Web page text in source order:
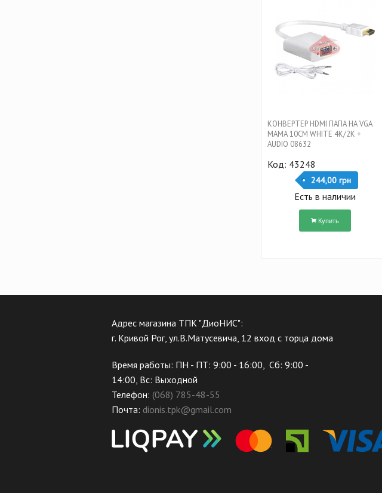
КОНВЕРТЕР HDMI ПАПА НА VGA
МАМА 10CM WHITE 4K/2K +
AUDIO 08632
Код: 43248
244,00 грн
Есть в наличии
Купить
Адрес магазина ТПК "ДиоНИС":
г. Кривой Рог, ул.В.Матусевича, 12 вход с торца дома
Время работы: ПН - ПТ: 9:00 - 16:00, Сб: 9:00 -
14:00, Вс: Выходной
Телефон: (068) 785-48-55
Почта: dionis.tpk@gmail.com